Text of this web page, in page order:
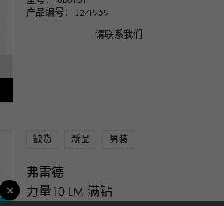
产品编号： J271959
请联系我们
缺货 新品 男装
弗雷德
力量10 LM 满钻